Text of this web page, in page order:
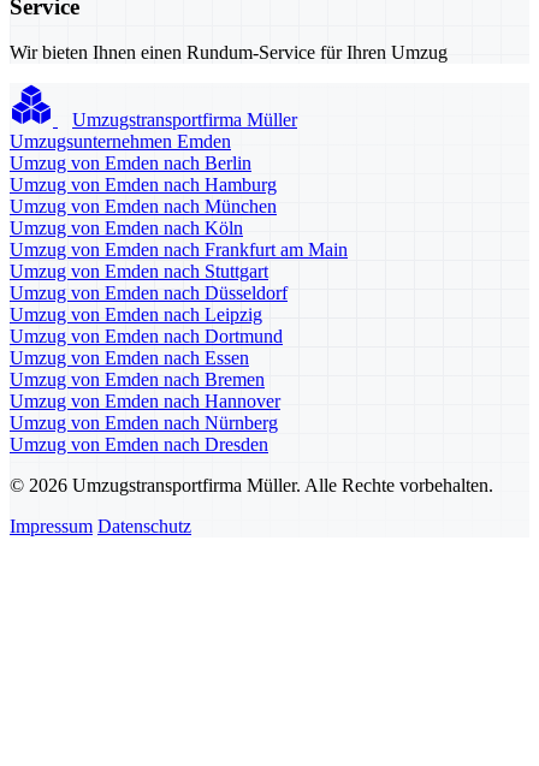
Service
Wir bieten Ihnen einen Rundum-Service für Ihren Umzug
Umzugstransportfirma Müller
Umzugsunternehmen Emden
Umzug von Emden nach Berlin
Umzug von Emden nach Hamburg
Umzug von Emden nach München
Umzug von Emden nach Köln
Umzug von Emden nach Frankfurt am Main
Umzug von Emden nach Stuttgart
Umzug von Emden nach Düsseldorf
Umzug von Emden nach Leipzig
Umzug von Emden nach Dortmund
Umzug von Emden nach Essen
Umzug von Emden nach Bremen
Umzug von Emden nach Hannover
Umzug von Emden nach Nürnberg
Umzug von Emden nach Dresden
© 2026 Umzugstransportfirma Müller. Alle Rechte vorbehalten.
Impressum Datenschutz